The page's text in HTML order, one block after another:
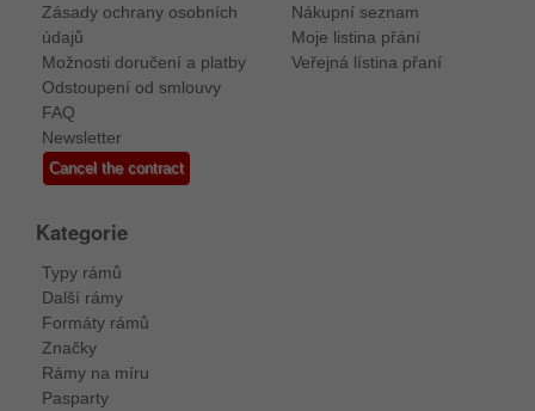
Zásady ochrany osobních
údajů
Možnosti doručení a platby
Odstoupení od smlouvy
FAQ
Newsletter
Cancel the contract
Nákupní seznam
Moje listina přání
Veřejná lístina přaní
Kategorie
Typy rámů
Další rámy
Formáty rámů
Značky
Rámy na míru
Pasparty